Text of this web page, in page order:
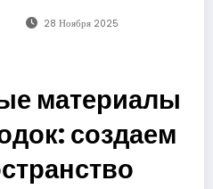
28 Ноября 2025
материалы
создаем